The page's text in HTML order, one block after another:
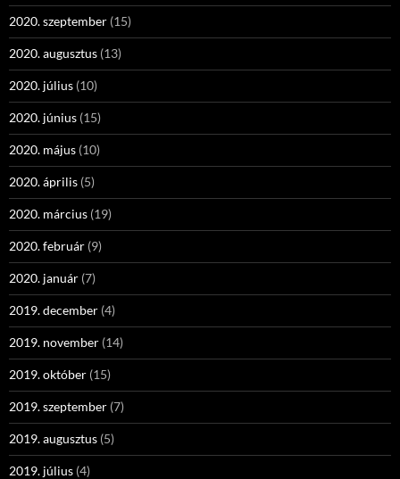
2020. szeptember (15)
2020. augusztus (13)
2020. július (10)
2020. június (15)
2020. május (10)
2020. április (5)
2020. március (19)
2020. február (9)
2020. január (7)
2019. december (4)
2019. november (14)
2019. október (15)
2019. szeptember (7)
2019. augusztus (5)
2019. július (4)